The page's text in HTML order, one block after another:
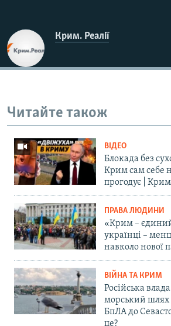
Крим. Реалії
Читайте також
ВІДЕО
Блокада без
Крим сам себе
прогодує |
ПРАВА ЛЮДИНИ
«Крим –
українці –
навколо нової
ВІЙНА ТА КРИМ
Російська
морський шлях
БпЛА до
це?